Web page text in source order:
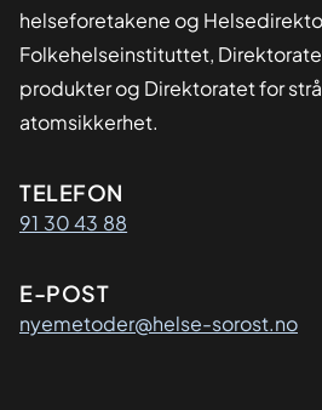
helseforetakene og
Folkehelseinstituttet,
produkter og Direktoratet for
atomsikkerhet.
Kontaktinformasjon
TELEFON
91 30 43 88
E-POST
nyemetoder@helse-sorost.no